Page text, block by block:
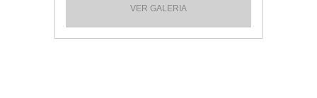
VER GALERIA